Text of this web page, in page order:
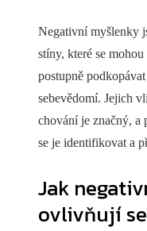
Negativní myšlenky
stíny, které se
postupně
sebevědomí. Jejich
chování je značný, a
se je identifikovat a
Jak
ovlivňují